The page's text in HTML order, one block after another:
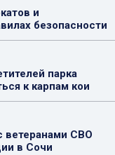
и
безопасности
парка
к карпам кои
ветеранами СВО
в Сочи